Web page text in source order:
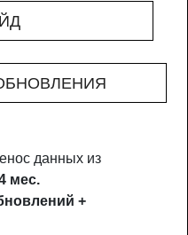
данных из
мес.
+